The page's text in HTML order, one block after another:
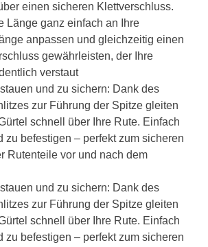
einen sicheren Klettverschluss.
Länge ganz einfach an Ihre
anpassen und gleichzeitig einen
gewährleisten, der Ihre
verstaut
und zu sichern: Dank des
zur Führung der Spitze gleiten
schnell über Ihre Rute. Einfach
zu befestigen – perfekt zum sicheren
Rutenteile vor und nach dem
und zu sichern: Dank des
zur Führung der Spitze gleiten
schnell über Ihre Rute. Einfach
zu befestigen – perfekt zum sicheren